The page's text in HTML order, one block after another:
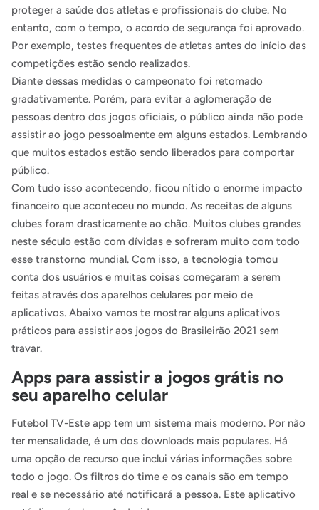
proteger a saúde dos atletas e profissionais do clube. No
entanto, com o tempo, o acordo de segurança foi aprovado.
Por exemplo, testes frequentes de atletas antes do início das
competições estão sendo realizados.
Diante dessas medidas o campeonato foi retomado
gradativamente. Porém, para evitar a aglomeração de
pessoas dentro dos jogos oficiais, o público ainda não pode
assistir ao jogo pessoalmente em alguns estados. Lembrando
que muitos estados estão sendo liberados para comportar
público.
Com tudo isso acontecendo, ficou nítido o enorme impacto
financeiro que aconteceu no mundo. As receitas de alguns
clubes foram drasticamente ao chão. Muitos clubes grandes
neste século estão com dívidas e sofreram muito com todo
esse transtorno mundial. Com isso, a tecnologia tomou
conta dos usuários e muitas coisas começaram a serem
feitas através dos aparelhos celulares por meio de
aplicativos. Abaixo vamos te mostrar alguns aplicativos
práticos para assistir aos jogos do Brasileirão 2021 sem
travar.
Apps para assistir a jogos grátis no
seu aparelho celular
Futebol TV-Este app tem um sistema mais moderno. Por não
ter mensalidade, é um dos downloads mais populares. Há
uma opção de recurso que inclui várias informações sobre
todo o jogo. Os filtros do time e os canais são em tempo
real e se necessário até notificará a pessoa. Este aplicativo